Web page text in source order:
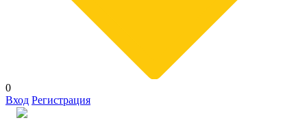
0
Вход Регистрация